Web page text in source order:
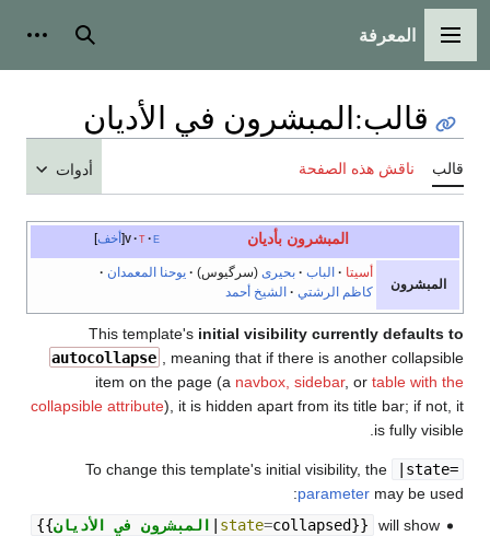
القائمة الرئيسية
المعرفة بحث
قالب:المبشرون في الأديان
قالب ناقش هذه الصفحة أدوات
أخف v t e المبشرون بأديان
المبشرون
أسيتا الباب بحيرى (سرگيوس)
يوحنا المعمدان
كاظم الرشتي
الشيخ أحمد
This template's initial visibility currently defaults to
autocollapse
, meaning that if there is another collapsible
item on the page (a navbox, sidebar, or table with the
collapsible attribute), it is hidden apart from its title bar; if not, it
is fully visible.
To change this template's initial visibility, the
|state=
parameter may be used:
{{المبشرون في الأديان state=collapsed}}
will show